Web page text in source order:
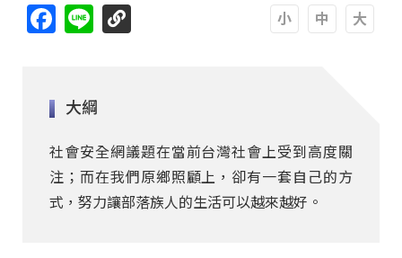
Facebook
Line
大綱
社會安全網議題在當前台灣社會上受到高度關
注；而在我們原鄉照顧上，卻有一套自己的方
式，努力讓部落族人的生活可以越來越好。